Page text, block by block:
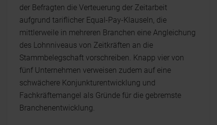
der Befragten die Verteuerung der Zeitarbeit
aufgrund tariflicher Equal-Pay-Klauseln, die
mittlerweile in mehreren Branchen eine Angleichung
des Lohnniveaus von Zeitkräften an die
Stammbelegschaft vorschreiben. Knapp vier von
fünf Unternehmen verweisen zudem auf eine
schwächere Konjunkturentwicklung und
Fachkräftemangel als Gründe für die gebremste
Branchenentwicklung.